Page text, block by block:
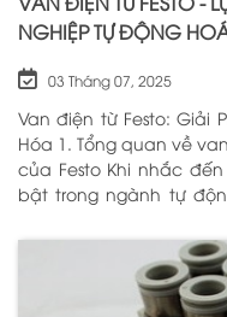
NGHIỆP TỰ ĐỘNG
03 Tháng 07, 2025
Van điện từ Festo: Giải
Hóa 1. Tổng quan về van điện từ Festo 1.1. Lịch sử phát triển
của Festo Khi nhắc đến van điện từ, một cái tên luôn nổi
bật trong ngành tự